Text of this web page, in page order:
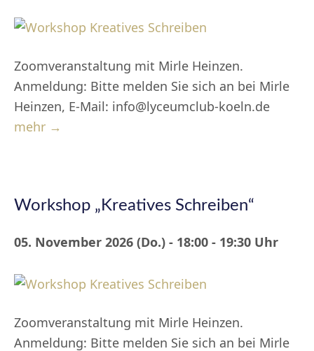
Zoomveranstaltung mit Mirle Heinzen.
Anmeldung: Bitte melden Sie sich an bei Mirle
Heinzen, E-Mail: info@lyceumclub-koeln.de
mehr →
Workshop „Kreatives Schreiben“
05. November 2026 (Do.) - 18:00 - 19:30 Uhr
Zoomveranstaltung mit Mirle Heinzen.
Anmeldung: Bitte melden Sie sich an bei Mirle